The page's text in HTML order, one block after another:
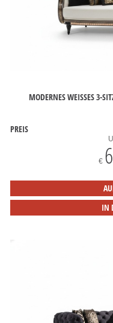
MODERNES WEISSES 3-
PREIS
€
IN